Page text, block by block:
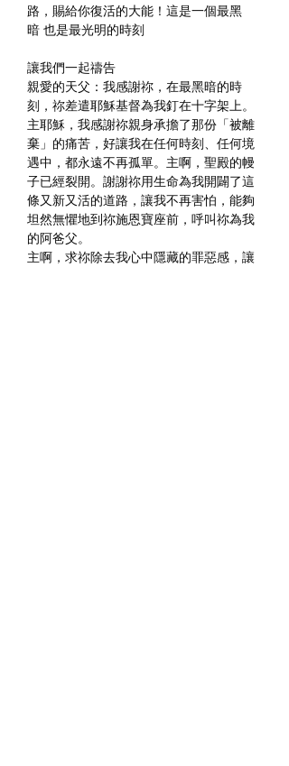
路，賜給你復活的大能！這是一個最黑
暗 也是最光明的時刻
讓我們一起禱告
親愛的天父：我感謝祢，在最黑暗的時
刻，祢差遣耶穌基督為我釘在十字架上。
主耶穌，我感謝祢親身承擔了那份「被離
棄」的痛苦，好讓我在任何時刻、任何境
遇中，都永遠不再孤單。主啊，聖殿的幔
子已經裂開。謝謝祢用生命為我開闢了這
條又新又活的道路，讓我不再害怕，能夠
坦然無懼地到祢施恩寶座前，呼叫祢為我
的阿爸父。
主啊，求祢除去我心中隱藏的罪惡感，讓